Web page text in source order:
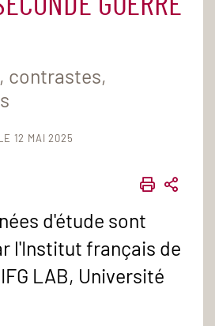
contrastes,
12 MAI 2025
d'étude sont
l'Institut français de
LAB, Université